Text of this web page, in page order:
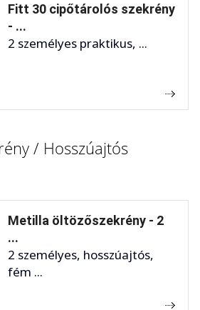
Fitt 30 cipőtárolós szekrény
- ...
2 személyes praktikus, ...
/ Hosszúajtós
Metilla öltözőszekrény - 2
...
2 személyes, hosszúajtós,
fém ...